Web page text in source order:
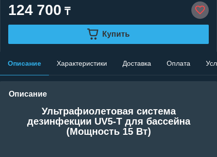
124 700 ₸
Купить
Описание Характеристики Доставка Оплата
Описание
Ультрафиолетовая система
дезинфекции UV5-T для бассейна
(Мощность 15 Вт)